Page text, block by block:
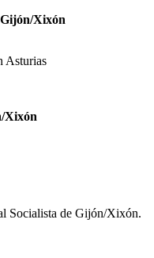
Xixón
Asturias
Xixón
Socialista de Gijón/Xixón.